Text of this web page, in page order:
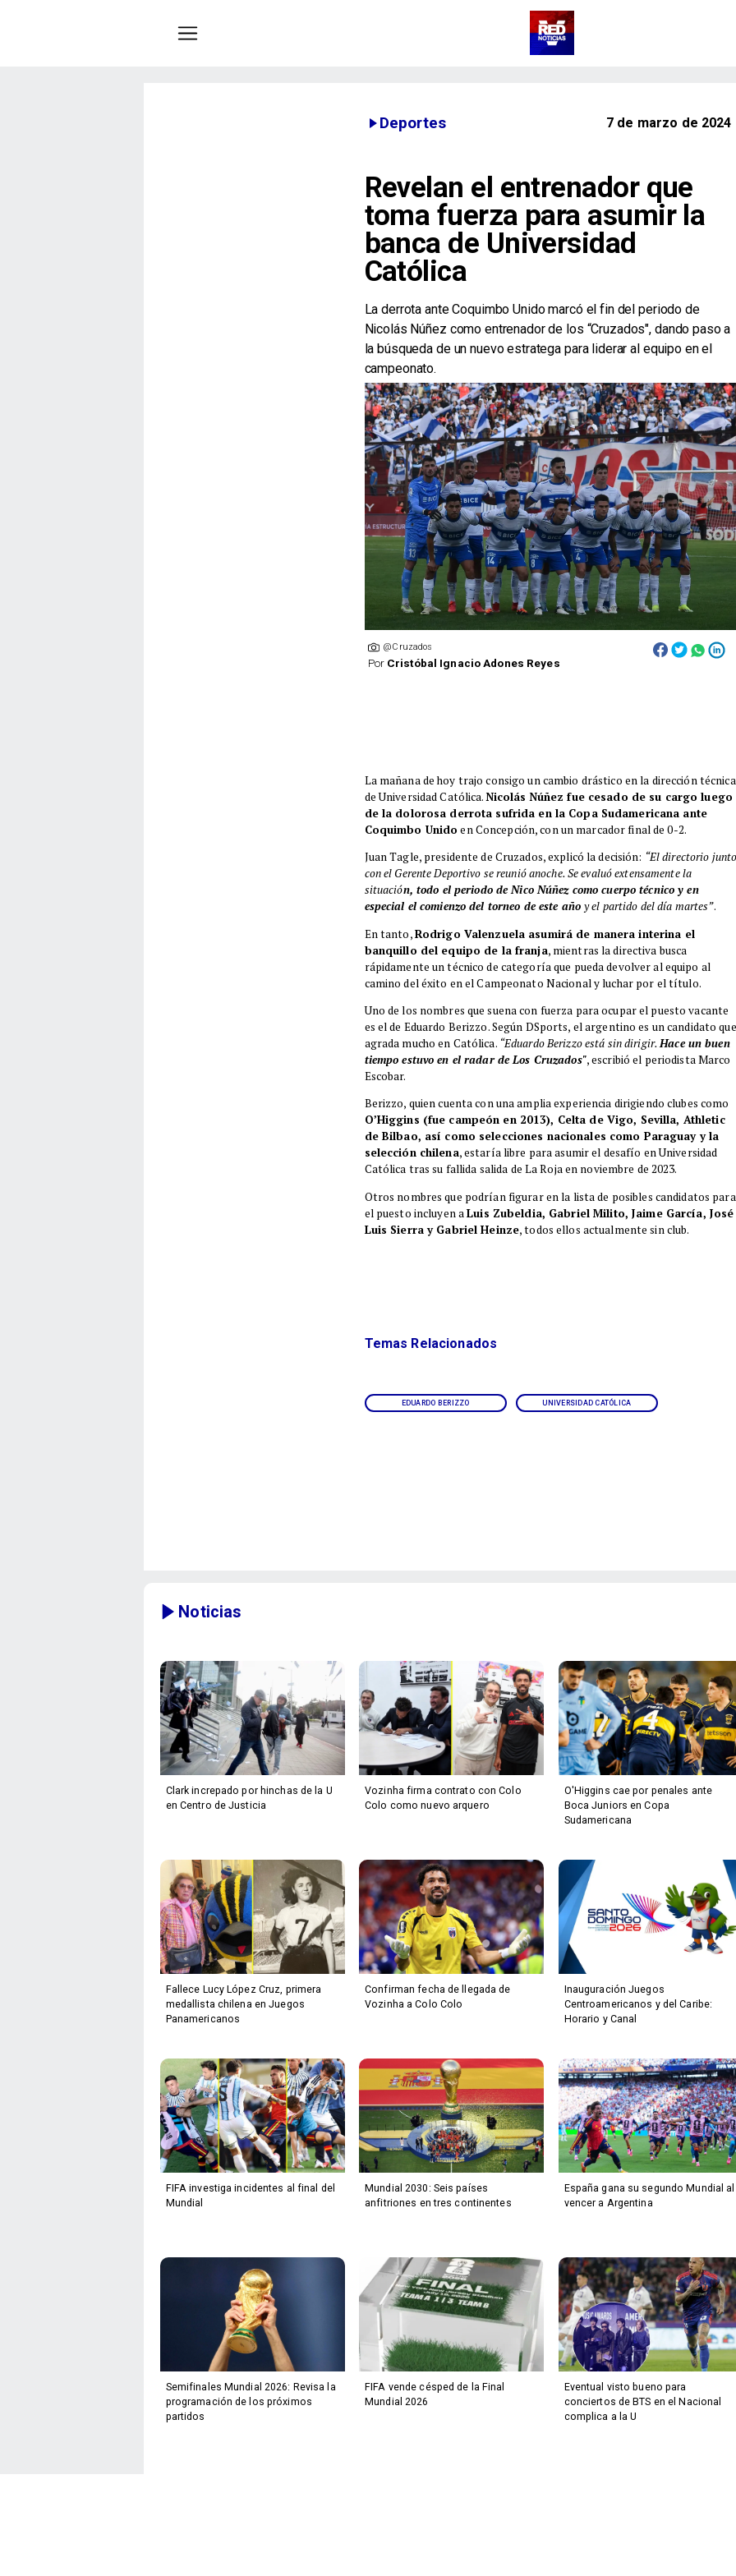
Deportes 7 de marzo de 2024
Revelan el entrenador que
toma fuerza para asumir la
banca de Universidad
Católica
La derrota ante Coquimbo Unido marcó el fin del periodo de
Nicolás Núñez como entrenador de los “Cruzados", dando paso a
la búsqueda de un nuevo estratega para liderar al equipo en el
campeonato.
@Cruzados
Por Cristóbal Ignacio Adones Reyes
​La mañana de hoy trajo consigo un cambio drástico en la dirección técnica
de Universidad Católica.Nicolás Núñez fue cesado de su cargo luego
de la dolorosa derrota sufrida en la Copa Sudamericana ante
Coquimbo Unido en Concepción, con un marcador final de 0-2.
​Juan Tagle, presidente de Cruzados, explicó la decisión: “El directorio
con el Gerente Deportivo se reunió anoche. Se evaluó extensamente la
situación, todo el periodo de Nico Núñez como cuerpo técnico y en
especial el comienzo del torneo de este añoy el partido del día martes”.
En tanto,Rodrigo Valenzuela asumirá de manera interina el
banquillo del equipo de la franja, mientras la directiva busca
rápidamente un técnico de categoría que pueda devolver al equipo al
camino del éxito en el Campeonato Nacional y luchar por el título.
Uno de los nombres que suena con fuerza para ocupar el puesto vacante
es el de Eduardo Berizzo. Según DSports, el argentino es un candidato que
agrada mucho en Católica. “Eduardo Berizzo está sin dirigir.Hace un buen
tiempo estuvo en el radar de Los Cruzados", escribió el periodista Marco
Escobar.
​Berizzo, quien cuenta con una amplia experiencia dirigiendo clubes como
O’Higgins (fue campeón en 2013), Celta de Vigo, Sevilla, Athletic
de Bilbao, así como selecciones nacionales como Paraguay y la
selección chilena, estaría libre para asumir el desafío en Universidad
Católica tras su fallida salida de La Roja en noviembre de 2023.
​Otros nombres que podrían figurar en la lista de posibles candidatos para
el puesto incluyen aLuis Zubeldia, Gabriel Milito, Jaime García, José
Luis Sierra y Gabriel Heinze, todos ellos actualmente sin club.
EDUARDO BERIZZO UNIVERSIDAD CATÓLICA
Temas Relacionados
Noticias
Clark increpado por hinchas de la U
en Centro de Justicia
Vozinha firma contrato con Colo
Colo como nuevo arquero
O'Higgins cae por penales ante
Boca Juniors en Copa
Sudamericana
Fallece Lucy López Cruz, primera
medallista chilena en Juegos
Panamericanos
Confirman fecha de llegada de
Vozinha a Colo Colo
Inauguración Juegos
Centroamericanos y del Caribe:
Horario y Canal
FIFA investiga incidentes al final del
Mundial
Mundial 2030: Seis países
anfitriones en tres continentes
España gana su segundo Mundial al
vencer a Argentina
Semifinales Mundial 2026: Revisa la
programación de los próximos
partidos
FIFA vende césped de la Final
Mundial 2026
Eventual visto bueno para
conciertos de BTS en el Nacional
complica a la U